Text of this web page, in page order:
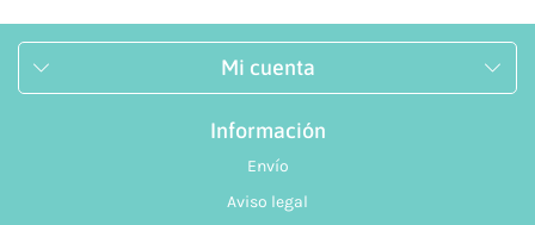
Mi cuenta
Información
Envío
Aviso legal